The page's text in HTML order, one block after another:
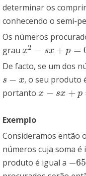
determinar os
conhecendo o semi-
Os números
grau x2 − sx + p =
x2−sx +p=0
De facto, se um dos
s − x
s−x , o seu produto
portanto x − sx + p
x− sx +p=0
Exemplo
Consideramos então
números cuja soma é
produto é igual a −65
−65